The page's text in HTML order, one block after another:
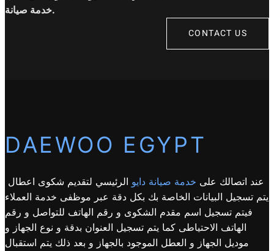
خدمة صيانة.
CONTACT US
DAEWOO EGYPT
عند اتصالك على خدمة صيانة دايو الرئيسي لتقديم شكوى اعطال
يتم تسجيل البيانات الخاصة بك بكل دقة عبر موظفى خدمة العملاء
فيتم تسجيل اسم مقدم الشكوى و رقم الهاتف للتواصل و رقم
الهاتف الاحتياطى كما يتم تسجيل العنوان بدقة و نوع الجهاز و
موديل الجهاز و العطل الموجود بالجهاز و بعد ذلك يتم استقبال